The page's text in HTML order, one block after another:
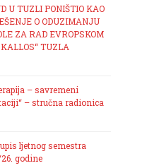
U TUZLI PONIŠTIO KAO
O ODUZIMANJU
ZA RAD EVROPSKOM
TUZLA
– savremeni
– stručna radionica
ljetnog semestra
godine